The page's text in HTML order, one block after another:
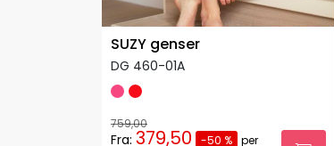
SUZY genser
DG 460-01A
759,00
Fra: 379,50 -50 % per